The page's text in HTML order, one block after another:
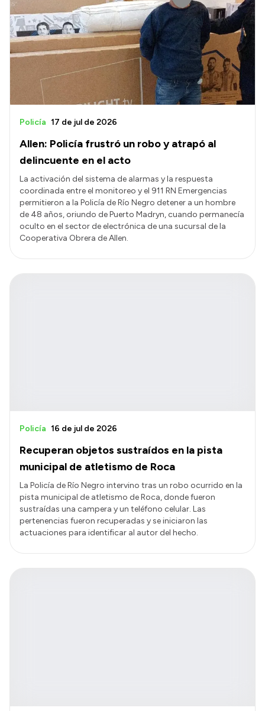
Allen: Policía frustró un robo y atrapó al
delincuente en el acto
Policía 17 de jul de 2026
La activación del sistema de alarmas y la respuesta
coordinada entre el monitoreo y el 911 RN Emergencias
permitieron a la Policía de Río Negro detener a un hombre
de 48 años, oriundo de Puerto Madryn, cuando permanecía
oculto en el sector de electrónica de una sucursal de la
Cooperativa Obrera de Allen.
Recuperan objetos sustraídos en la pista
municipal de atletismo de Roca
Policía 16 de jul de 2026
La Policía de Río Negro intervino tras un robo ocurrido en la
pista municipal de atletismo de Roca, donde fueron
sustraídas una campera y un teléfono celular. Las
pertenencias fueron recuperadas y se iniciaron las
actuaciones para identificar al autor del hecho.